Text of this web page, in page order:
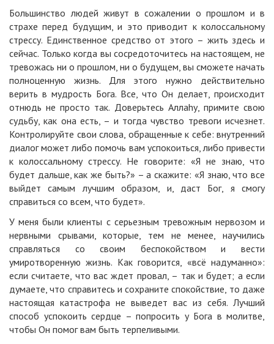
Большинство людей живут в сожалении о прошлом и в
страхе перед будущим, и это приводит к колоссальному
стрессу. Единственное средство от этого – жить здесь и
сейчас. Только когда вы сосредоточитесь на настоящем, не
тревожась ни о прошлом, ни о будущем, вы сможете начать
полноценную жизнь. Для этого нужно действительно
верить в мудрость Бога. Все, что Он делает, происходит
отнюдь не просто так. Доверьтесь Аллаhу, примите свою
судьбу, как она есть, – и тогда чувство тревоги исчезнет.
Контролируйте свои слова, обращенные к себе: внутренний
диалог может либо помочь вам успокоиться, либо привести
к колоссальному стрессу. Не говорите: «Я не знаю, что
будет дальше, как же быть?» – а скажите: «Я знаю, что все
выйдет самым лучшим образом, и, даст Бог, я смогу
справиться со всем, что будет».
У меня были клиенты с серьезным тревожным нервозом и
нервными срывами, которые, тем не менее, научились
справляться со своим беспокойством и вести
умиротворенную жизнь. Как говорится, «всё надуманно»:
если считаете, что вас ждет провал, – так и будет; а если
думаете, что справитесь и сохраните спокойствие, то даже
настоящая катастрофа не выведет вас из себя. Лучший
способ успокоить сердце – попросить у Бога в молитве,
чтобы Он помог вам быть терпеливыми.